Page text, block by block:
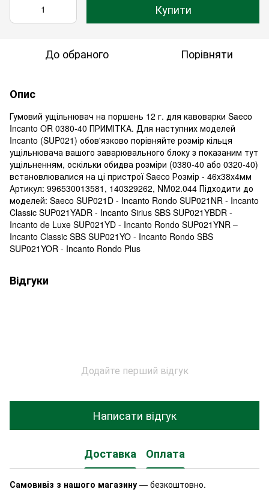
Купити
До обраного Порівняти
Опис
Гумовий ущільнювач на поршень 12 г. для кавоварки Saeco
Incanto OR 0380-40 ПРИМІТКА. Для наступних моделей
Incanto (SUP021) обов'язково порівняйте розмір кільця
ущільнювача вашого заварювального блоку з показаним тут
ущільненням, оскільки обидва розміри (0380-40 або 0320-40)
встановлювалися на ці пристрої Saeco Розмір - 46x38x4мм
Артикул: 996530013581, 140329262, NM02.044 Підходити до
моделей: Saeco SUP021D - Incanto Rondo SUP021NR - Incanto
Classic SUP021YADR - Incanto Sirius SBS SUP021YBDR -
Incanto de Luxe SUP021YD - Incanto Rondo SUP021YNR –
Incanto Classic SBS SUP021YO - Incanto Rondo SBS
SUP021YOR - Incanto Rondo Plus
Відгуки
Додайте перший відгук
Написати відгук
Доставка Оплата
Самовивіз з нашого магазину — безкоштовно.